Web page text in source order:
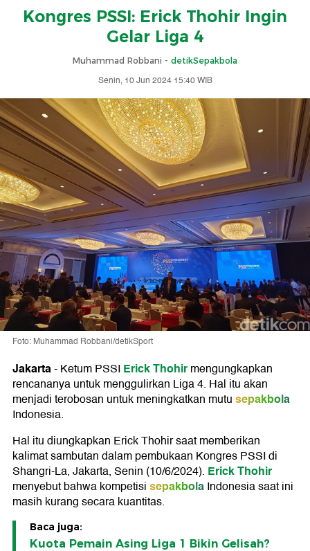
Kongres PSSI: Erick Thohir Ingin
Gelar Liga 4
Muhammad Robbani - detikSepakbola
Senin, 10 Jun 2024 15:40 WIB
Foto: Muhammad Robbani/detikSport
Jakarta-Ketum PSSIErick Thohirmengungkapkan
rencananya untuk menggulirkan Liga 4. Hal itu akan
menjadi terobosan untuk meningkatkan mutusepakbola
Indonesia.
Hal itu diungkapkan Erick Thohir saat memberikan
kalimat sambutan dalam pembukaan Kongres PSSI di
Shangri-La, Jakarta, Senin (10/6/2024). Erick Thohir
menyebut bahwa kompetisisepakbolaIndonesia saat ini
masih kurang secara kuantitas.
Baca juga:
Kuota Pemain Asing Liga 1 Bikin Gelisah?